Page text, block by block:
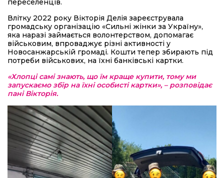
переселенців.
Влітку 2022 року Вікторія Делія зареєструвала
громадську організацію «Сильні жінки за Україну»,
яка наразі займається волонтерством, допомагає
військовим, впроваджує різні активності у
Новосанжарській громаді. Кошти тепер збирають під
потреби військових, на їхні банківські картки.
«Хлопці самі знають, що їм краще купити, тому ми
запускаємо збір на їхні особисті картки», – розповідає
пані Вікторія.